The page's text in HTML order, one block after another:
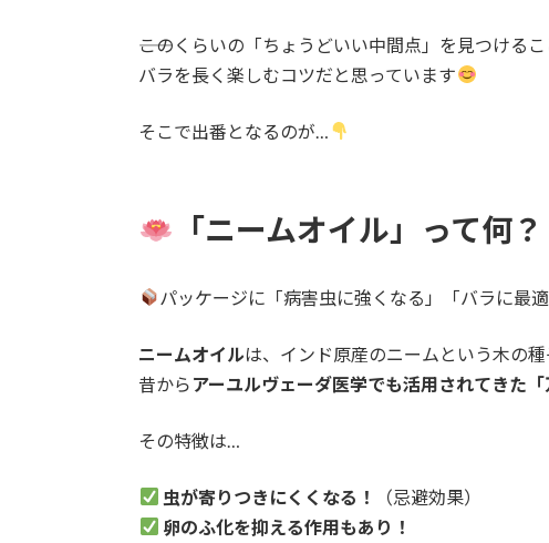
――このくらいの「ちょうどいい中間点」を見つけるこ
バラを長く楽しむコツだと思っています
そこで出番となるのが…
「ニームオイル」って何？
パッケージに「病害虫に強くなる」「バラに最
ニームオイルは、インド原産のニームという木の種
昔から アーユルヴェーダ医学でも活用されてきた「
その特徴は…
虫が寄りつきにくくなる！
（忌避効果）
卵のふ化を抑える作用もあり！